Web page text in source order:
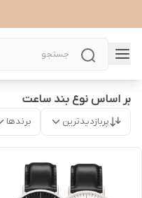
بر اساس نوع بند ساعت
پربازدیدترین برندها